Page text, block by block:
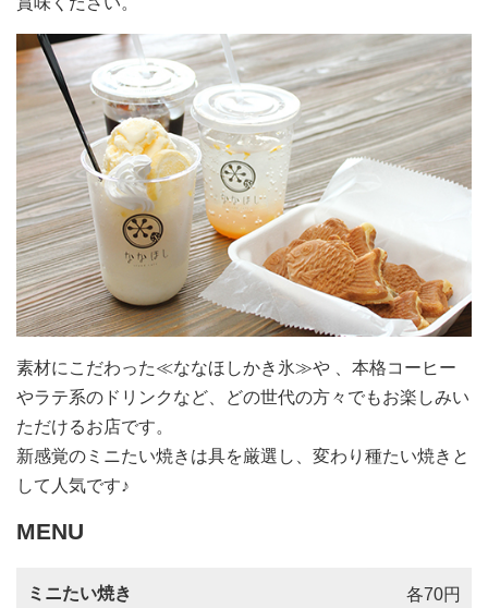
素材にこだわった≪ななほしかき氷≫や 、本格コーヒー
やラテ系のドリンクなど、どの世代の方々でもお楽しみい
ただけるお店です。
新感覚のミニたい焼きは具を厳選し、変わり種たい焼きと
して人気です♪
MENU
ミニたい焼き 各70円